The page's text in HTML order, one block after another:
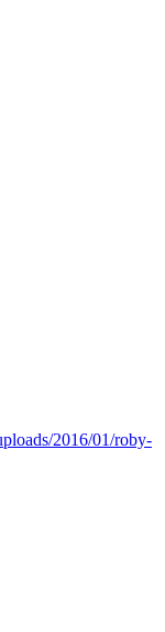
2016/01/roby-